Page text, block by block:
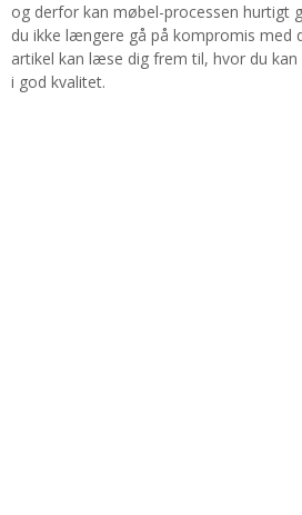
og derfor kan møbel-processen hurtigt
du ikke længere gå på kompromis med
artikel kan læse dig frem til, hvor du
i god kvalitet.